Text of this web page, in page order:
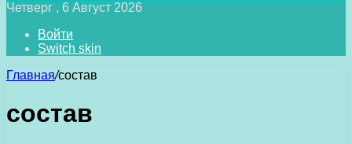
Четверг , 6 Август 2026
Войти
Switch skin
Главная/состав
состав